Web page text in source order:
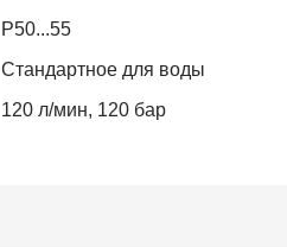
P50...55
Стандартное для воды
120 л/мин, 120 бар